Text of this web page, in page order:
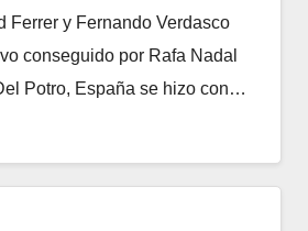
Ferrer y Fernando Verdasco
conseguido por Rafa Nadal
Potro, España se hizo con…